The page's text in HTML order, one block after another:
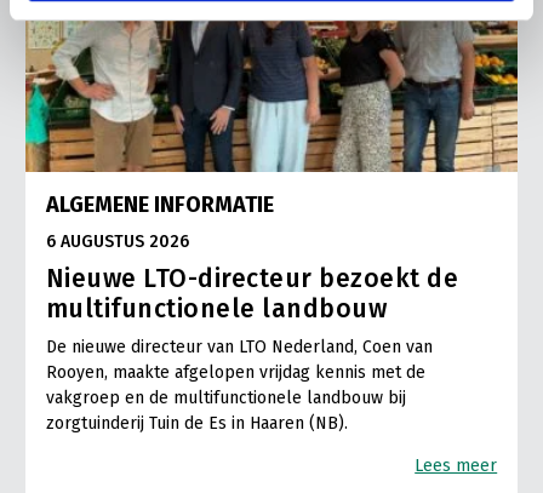
ALGEMENE INFORMATIE
6 AUGUSTUS 2026
Nieuwe LTO-directeur bezoekt de
multifunctionele landbouw
De nieuwe directeur van LTO Nederland, Coen van
Rooyen, maakte afgelopen vrijdag kennis met de
vakgroep en de multifunctionele landbouw bij
zorgtuinderij Tuin de Es in Haaren (NB).
Lees meer